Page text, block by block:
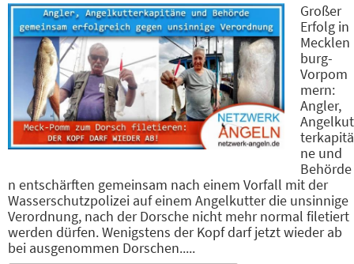
Großer
Erfolg in
Mecklen
burg-
Vorpom
mern:
Angler,
Angelkut
terkapitä
ne und
Behörde
n entschärften gemeinsam nach einem Vorfall mit der
Wasserschutzpolizei auf einem Angelkutter die unsinnige
Verordnung, nach der Dorsche nicht mehr normal filetiert
werden dürfen. Wenigstens der Kopf darf jetzt wieder ab
bei ausgenommen Dorschen.....